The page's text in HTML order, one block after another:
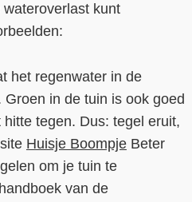
kunt
het regenwater in de
in de tuin is ook goed
tegen. Dus: tegel eruit,
Huisje BoompjeBeter
om je tuin te
van de